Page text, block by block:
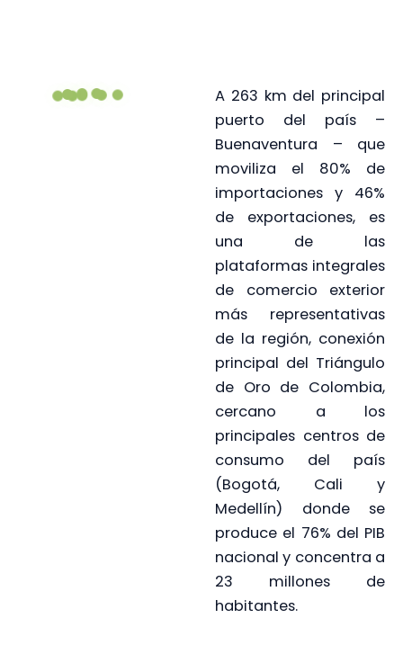
A 263 km del principal
puerto del país –
Buenaventura – que
moviliza el 80% de
importaciones y 46%
de exportaciones, es
una de las
plataformas integrales
de comercio exterior
más representativas
de la región, conexión
principal del Triángulo
de Oro de Colombia,
cercano a los
principales centros de
consumo del país
(Bogotá, Cali y
Medellín) donde se
produce el 76% del PIB
nacional y concentra a
23 millones de
habitantes.